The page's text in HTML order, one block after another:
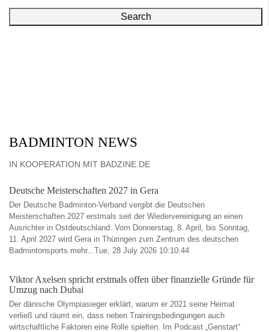
Search
BADMINTON NEWS
IN KOOPERATION MIT BADZINE.DE
Deutsche Meisterschaften 2027 in Gera
Der Deutsche Badminton-Verband vergibt die Deutschen
Meisterschaften 2027 erstmals seit der Wiedervereinigung an einen
Ausrichter in Ostdeutschland: Vom Donnerstag, 8. April, bis Sonntag,
11. April 2027 wird Gera in Thüringen zum Zentrum des deutschen
Badmintonsports.mehr...Tue, 28 July 2026 10:10:44
Viktor Axelsen spricht erstmals offen über finanzielle Gründe für
Umzug nach Dubai
Der dänische Olympiasieger erklärt, warum er 2021 seine Heimat
verließ und räumt ein, dass neben Trainingsbedingungen auch
wirtschaftliche Faktoren eine Rolle spielten. Im Podcast „Genstart“